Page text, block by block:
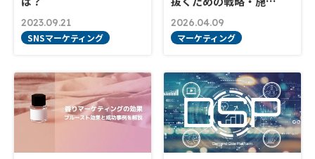
2023.09.21
SNSマーケティング
2026.04.09
マーケティング